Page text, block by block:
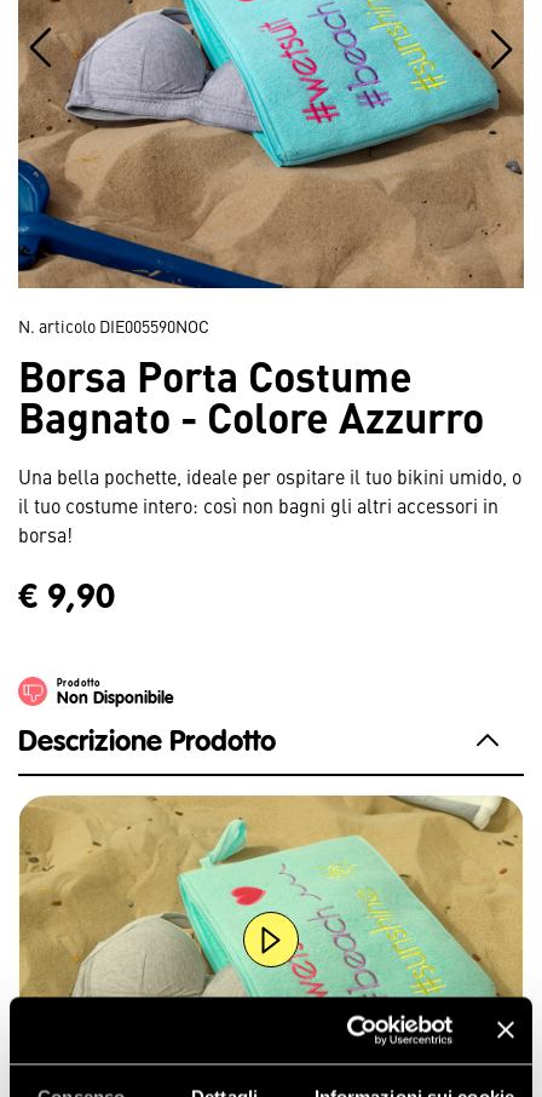
N. articolo DIE005590NOC
Borsa Porta Costume
Bagnato - Colore Azzurro
Una bella pochette, ideale per ospitare il tuo bikini umido, o
il tuo costume intero: così non bagni gli altri accessori in
borsa!
€ 9,90
Prodotto
Non Disponibile
Descrizione Prodotto